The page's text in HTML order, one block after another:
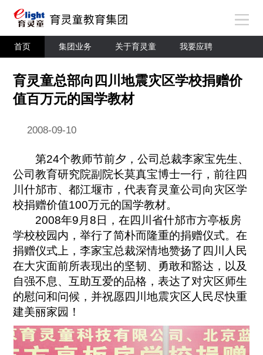
首页 集团业务 关于育灵童 我要应聘
育灵童总部向四川地震灾区学校捐赠价
值百万元的国学教材
2008-09-10
第24个教师节前夕，公司总裁李家宝先生、
公司教育研究院副院长莫真宝博士一行，前往四
川什邡市、都江堰市，代表育灵童公司向灾区学
校捐赠价值100万元的国学教材。
2008年9月8日，在四川省什邡市方亭板房
学校校园内，举行了简朴而隆重的捐赠仪式。在
捐赠仪式上，李家宝总裁深情地赞扬了四川人民
在大灾面前所表现出的坚韧、勇敢和豁达，以及
自强不息、互助互爱的品格，表达了对灾区师生
的慰问和问候，并祝愿四川地震灾区人民尽快重
建美丽家园！